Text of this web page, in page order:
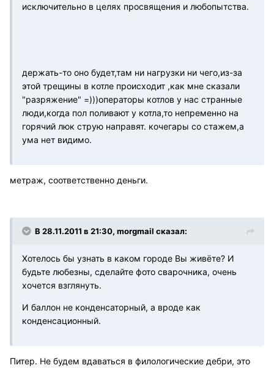
исключительно в целях просвящения и любопытства.
держать-то оно будет,там ни нагрузки ни чего,из-за
этой трещины в котле происходит ,как мне сказали
"разряжение" =)))операторы котлов у нас странные
люди,когда пол поливают у котла,то непременно на
горячий люк струю направят. кочегары со стажем,а
ума нет видимо.
метраж, соответственно деньги.
В 28.11.2011 в 21:30, morgmail сказал:
Хотелось бы узнать в каком городе Вы живёте? И
будьте любезны, сделайте фото сварочника, очень
хочется взглянуть.
И баллон не конденсаторный, а вроде как
конденсационный.
Питер. Не будем вдаваться в филологические дебри, это